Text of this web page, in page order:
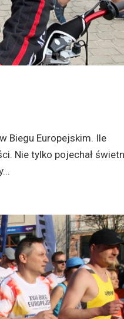
Biegu Europejskim. Ile
Nie tylko pojechał